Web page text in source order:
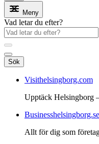
Meny
Vad letar du efter?
Sök
Visithelsingborg.com
Upptäck Helsingborg
Businesshelsingborg.se
Allt för dig som